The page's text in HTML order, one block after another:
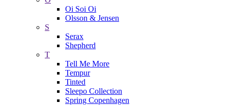
Oi Soi Oi
Olsson & Jensen
S
Serax
Shepherd
T
Tell Me More
Tempur
Tinted
Sleepo Collection
Spring Copenhagen